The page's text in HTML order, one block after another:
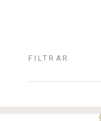
FILTRAR